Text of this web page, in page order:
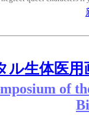
ル生体医
of